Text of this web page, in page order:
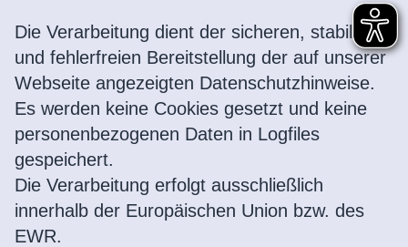
Die Verarbeitung dient der sicheren, stabilen
und fehlerfreien Bereitstellung der auf unserer
Webseite angezeigten Datenschutzhinweise.
Es werden keine Cookies gesetzt und keine
personenbezogenen Daten in Logfiles
gespeichert.
Die Verarbeitung erfolgt ausschließlich
innerhalb der Europäischen Union bzw. des
EWR.